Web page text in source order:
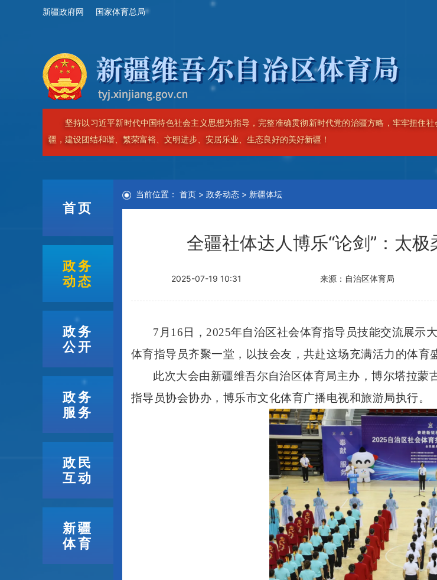
新疆政府网 国家体育总局
坚决贯彻落实习近平总书记视察新疆重要讲话重要指示精神，推动事关长治久安的根本性、基础性、
首页
政务
动态
政务
公开
政务
服务
政民
互动
新疆
体育
当前位置： 首页 > 政务动态 > 新疆体坛
全疆社体达人博乐“论剑”：太
2025-07-19 10:31 来源：自治区体育局
7月16日，2025年自治区社会体育指导员技能交流展示
体育指导员齐聚一堂，以技会友，共赴这场充满活力的体育
此次大会由新疆维吾尔自治区体育局主办，博尔塔拉
指导员协会协办，博乐市文化体育广播电视和旅游局执行。